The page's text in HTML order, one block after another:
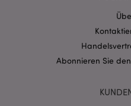
Abonnieren Sie